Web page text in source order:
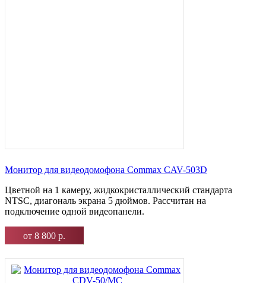
Монитор для видеодомофона Commax CAV-503D
Цветной на 1 камеру, жидкокристаллический стандарта
NTSC, диагональ экрана 5 дюймов. Рассчитан на
подключение одной видеопанели.
от 8 800 р.